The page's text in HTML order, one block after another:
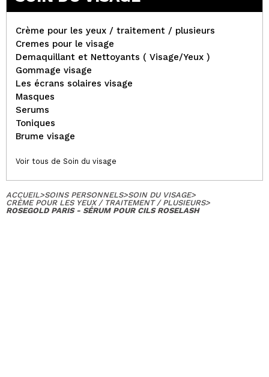
Crème pour les yeux / traitement / plusieurs
Cremes pour le visage
Demaquillant et Nettoyants ( Visage/Yeux )
Gommage visage
Les écrans solaires visage
Masques
Serums
Toniques
Brume visage
Voir tous de Soin du visage
ACCUEIL>SOINS PERSONNELS>SOIN DU VISAGE>
CRÈME POUR LES YEUX / TRAITEMENT / PLUSIEURS>
ROSEGOLD PARIS - SÉRUM POUR CILS ROSELASH